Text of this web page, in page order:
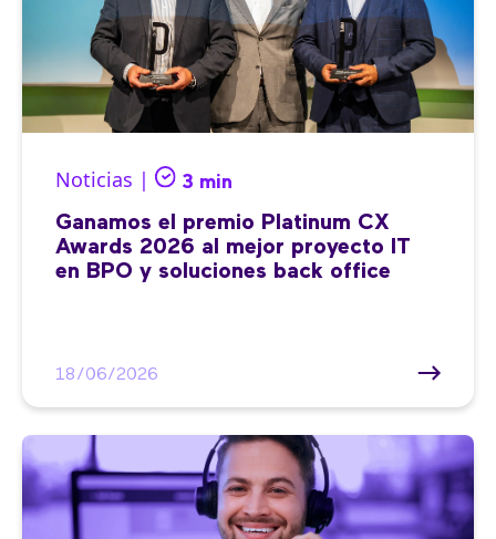
Noticias | 3 min
Ganamos el premio Platinum CX
Awards 2026 al mejor proyecto IT
en BPO y soluciones back office
18/06/2026